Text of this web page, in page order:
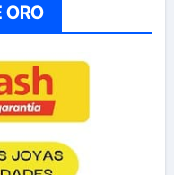
ORO